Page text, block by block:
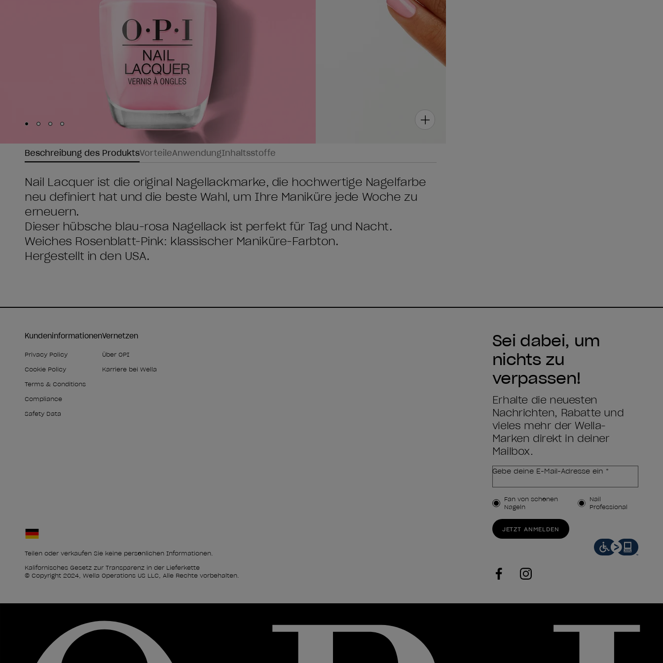
Skip to slide
Skip to slide
Skip to slide
Skip to slide
Beschreibung des ProduktsVorteileAnwendungInhaltsstoffe
Nail Lacquer ist die original Nagellackmarke, die hochwertige Nagelfarbe
neu definiert hat und die beste Wahl, um Ihre Maniküre jede Woche zu
erneuern.
Dieser hübsche blau-rosa Nagellack ist perfekt für Tag und Nacht.
Weiches Rosenblatt-Pink: klassischer Maniküre-Farbton.
Hergestellt in den USA.
Kundeninformationen
Privacy Policy
Cookie Policy
Terms & Conditions
Compliance
Safety Data
Vernetzen
Über OPI
Karriere bei Wella
Teilen oder verkaufen Sie keine persönlichen Informationen.
Kalifornisches Gesetz zur Transparenz in der Lieferkette
© Copyright 2024, Wella Operations US LLC, Alle Rechte vorbehalten.
Sei dabei, um
nichts zu
verpassen!
Erhalte die neuesten
Nachrichten, Rabatte und
vieles mehr der Wella-
Marken direkt in deiner
Mailbox.
Gebe deine E-Mail-Adresse ein *
Kundenart
Fan von schönen
Nägeln
Nail
Professional
JETZT ANMELDEN